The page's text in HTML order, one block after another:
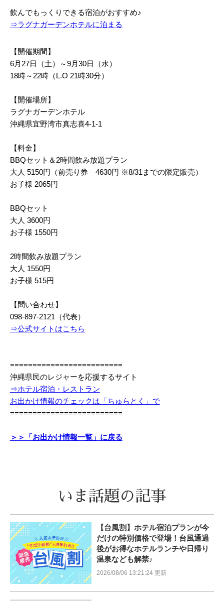
飲んでもっくりできる宿泊がおすすめ♪
⇒ラグナガーデンホテルに泊まる
【開催期間】
6月27日（土）～9月30日（水）
18時～22時（L.O 21時30分）
【開催場所】
ラグナガーデンホテル
沖縄県宜野湾市真志喜4-1-1
【料金】
BBQセット＆2時間飲み放題プラン
大人 5150円（前売り券 4630円 ※8/31までの限定販売）
お子様 2065円
BBQセット
大人 3600円
お子様 1550円
2時間飲み放題プラン
大人 1550円
お子様 515円
【問い合わせ】
098-897-2121（代表）
⇒公式サイトはこちら
=========================
沖縄県民のレジャーを応援するサイト
⇒ホテル宿泊・レストラン
お出かけ情報のチェックは「ちゅらとく」で
=========================
＞＞「お出かけ情報一覧」に戻る
いま話題の記事
【台風割】ホテル宿泊プランが今
だけの特別価格で登場！台風通過
後がお得なホテルランチや日帰り
温泉なども解禁♪
2026/08/06 13:21:24 更新